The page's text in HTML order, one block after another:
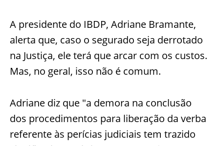
A presidente do IBDP, Adriane Bramante,
alerta que, caso o segurado seja derrotado
na Justiça, ele terá que arcar com os custos.
Mas, no geral, isso não é comum.
Adriane diz que "a demora na conclusão
dos procedimentos para liberação da verba
referente às perícias judiciais tem trazido